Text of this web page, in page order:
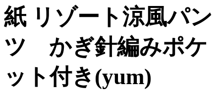
紙 リゾート涼風パン
ツ かぎ針編みポケ
ット付き(yum)